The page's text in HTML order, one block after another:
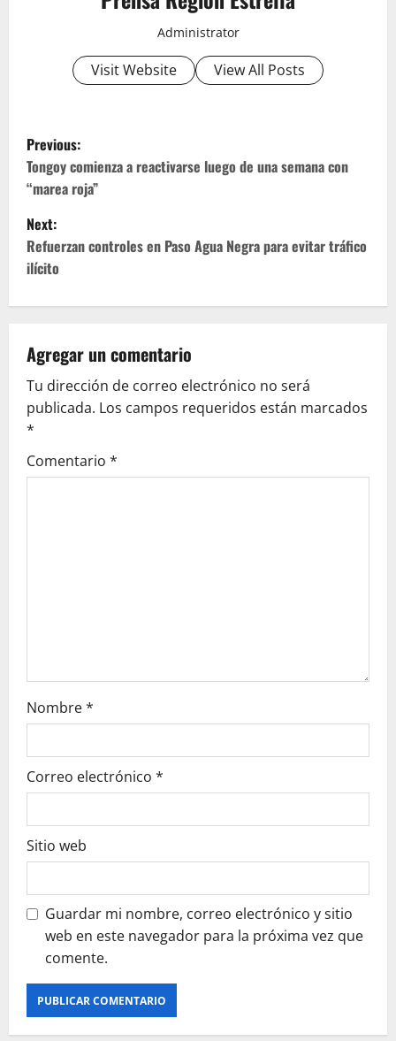
Administrator
Visit Website View All Posts
P
o
s
t
n
v
i
g
a
Previous:
Tongoy comienza a reactivarse luego de una semana con
“marea roja”
Next:
Refuerzan controles en Paso Agua Negra para evitar tráfico
ilícito
Agregar un comentario
Tu dirección de correo electrónico no será
publicada. Los campos requeridos están marcados
*
Comentario *
Nombre*
Correo electrónico *
Sitio web
Guardar mi nombre, correo electrónico y sitio
web en este navegador para la próxima vez que
comente.